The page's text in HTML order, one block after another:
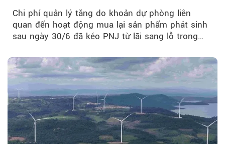
Chi phí quản lý tăng do khoản dự phòng liên
quan đến hoạt động mua lại sản phẩm phát sinh
sau ngày 30/6 đã kéo PNJ từ lãi sang lỗ trong